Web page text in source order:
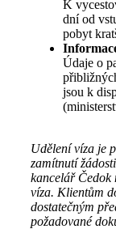
K
dní od
pobyt
Údaje o
jsou k
Udělení víza je
zamítnutí
kancelář Čedok
víza. Klientům
dostatečným
požadované